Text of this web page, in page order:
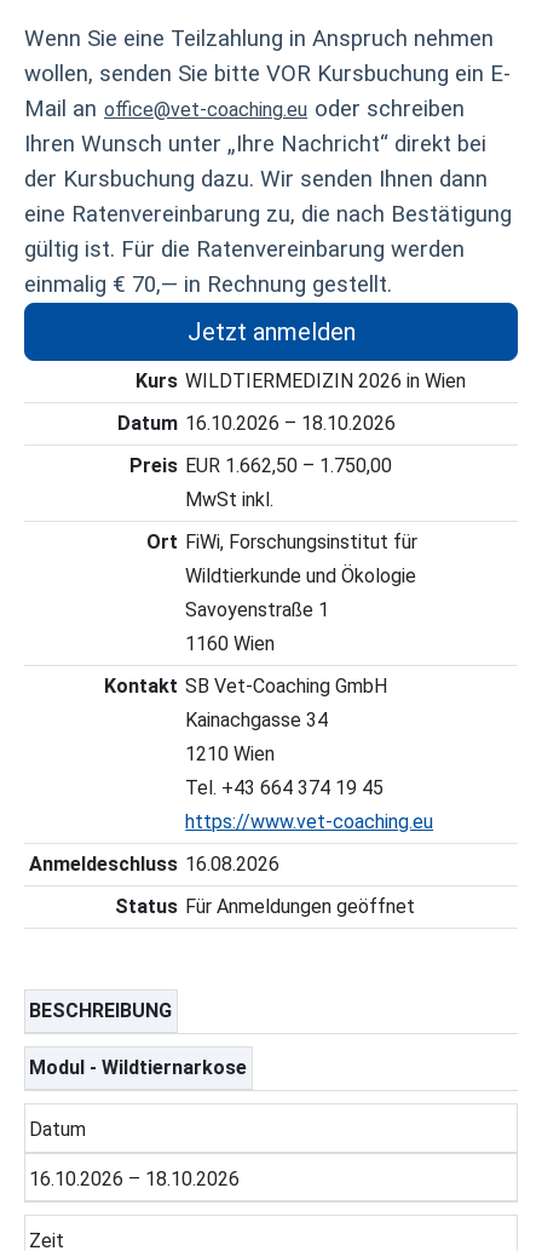
Wenn Sie eine Teilzahlung in Anspruch nehmen
wollen, senden Sie bitte VOR Kursbuchung ein E-
Mail an office@vet-coaching.eu oder schreiben
Ihren Wunsch unter „Ihre Nachricht“ direkt bei
der Kursbuchung dazu. Wir senden Ihnen dann
eine Ratenvereinbarung zu, die nach Bestätigung
gültig ist. Für die Ratenvereinbarung werden
einmalig € 70,— in Rechnung gestellt.
Jetzt anmelden
Kurs WILDTIERMEDIZIN 2026 in Wien
Datum 16.10.2026 – 18.10.2026
Preis EUR 1.662,50 – 1.750,00
MwSt inkl.
Ort FiWi, Forschungsinstitut für
Wildtierkunde und Ökologie
Savoyenstraße 1
1160 Wien
Kontakt SB Vet-Coaching GmbH
Kainachgasse 34
1210 Wien
Tel. +43 664 374 19 45
https://www.vet-coaching.eu
Anmeldeschluss 16.08.2026
Status Für Anmeldungen geöffnet
BESCHREIBUNG
Modul - Wildtiernarkose
Datum
16.10.2026 – 18.10.2026
Zeit